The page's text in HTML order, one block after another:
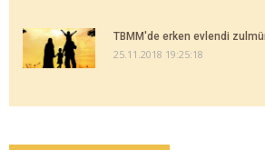
TBMM'de erken evlendi
25.11.2018 19:25:18